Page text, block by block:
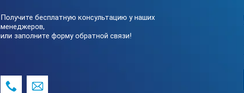
Получите бесплатную консультацию у наших
менеджеров,
или заполните форму обратной связи!